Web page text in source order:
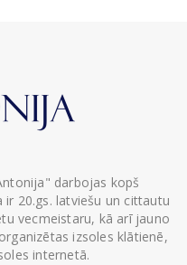
darbojas kopš
ir 20.gs. latviešu un cittautu
vecmeistaru, kā arī jauno
izsoles klātienē,
internetā.